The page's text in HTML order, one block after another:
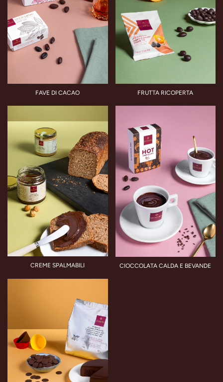
FAVE DI CACAO FRUTTA RICOPERTA
CREME SPALMABILI CIOCCOLATA CALDA E BEVANDE